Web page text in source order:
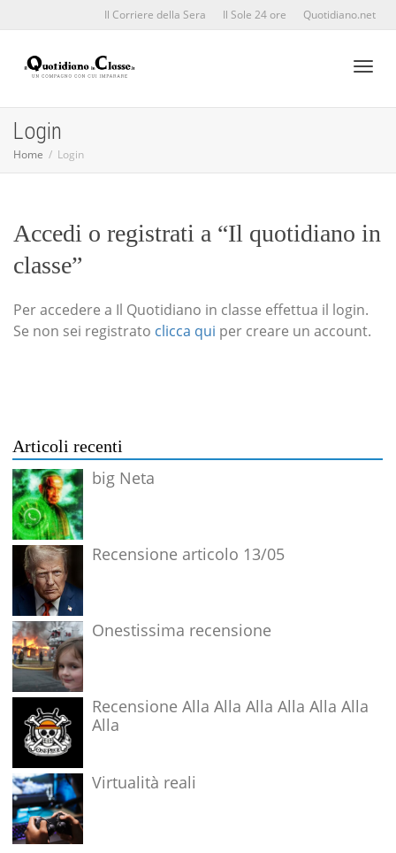
Il Corriere della Sera Il Sole 24 ore Quotidiano.net
Login
Home Login
Accedi o registrati a “Il quotidiano in
classe”
Per accedere a Il Quotidiano in classe effettua il login.
Se non sei registrato clicca qui per creare un account.
Articoli recenti
big Neta
Recensione articolo 13/05
Onestissima recensione
Recensione Alla Alla Alla Alla Alla Alla
Alla
Virtualità reali